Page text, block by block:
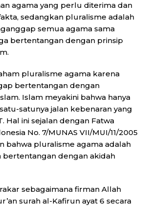
agama yang perlu diterima dan
sedangkan pluralisme adalah
semua agama sama
bertentangan dengan prinsip
pluralisme agama karena
bertentangan dengan
Islam meyakini bahwa hanya
satunya jalan kebenaran yang
Hal ini sejalan dengan Fatwa
No. 7/MUNAS VII/MUI/11/2005
bahwa pluralisme agama adalah
bertentangan dengan akidah
sebagaimana firman Allah
surah al-Kafirun ayat 6 secara